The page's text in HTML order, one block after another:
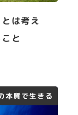
は考え
と
本質で生きる